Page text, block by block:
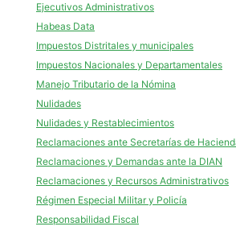
Ejecutivos Administrativos
Habeas Data
Impuestos Distritales y municipales
Impuestos Nacionales y Departamentales
Manejo Tributario de la Nómina
Nulidades
Nulidades y Restablecimientos
Reclamaciones ante Secretarías de
Reclamaciones y Demandas ante la DIAN
Reclamaciones y Recursos Administrativos
Régimen Especial Militar y Policía
Responsabilidad Fiscal